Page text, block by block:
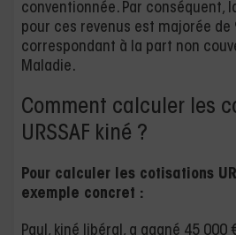
conventionnée. Par conséquent,
pour ces revenus est majorée de
correspondant à la part non
Maladie.
Comment calculer les
URSSAF kiné ?
Pour calculer les cotisations
exemple concret :
Paul, kiné libéral, a gagné 45 000